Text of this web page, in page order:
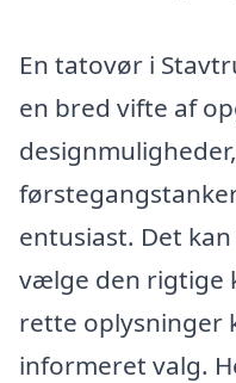
En tatovør i
en bred vifte af
entusiast. Det
vælge den rigtige
rette oplysninger
informeret valg.